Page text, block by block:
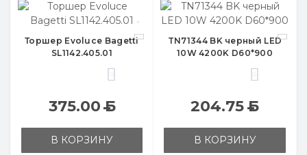
Торшер Evoluce Bagetti
SL1142.405.01
375.00Б
В КОРЗИНУ
TN71344 BK черный LED
10W 4200K D60*900
204.75Б
В КОРЗИНУ